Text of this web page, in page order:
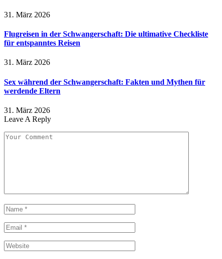
31. März 2026
Flugreisen in der Schwangerschaft: Die ultimative Checkliste
für entspanntes Reisen
31. März 2026
Sex während der Schwangerschaft: Fakten und Mythen für
werdende Eltern
31. März 2026
Leave A Reply